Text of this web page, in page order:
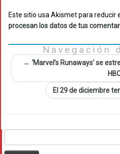
Este sitio usa Akismet para reducir
procesan los datos de tus
Navegación
← ‘Marvel’s Runaways’ se
El 29 de diciembre